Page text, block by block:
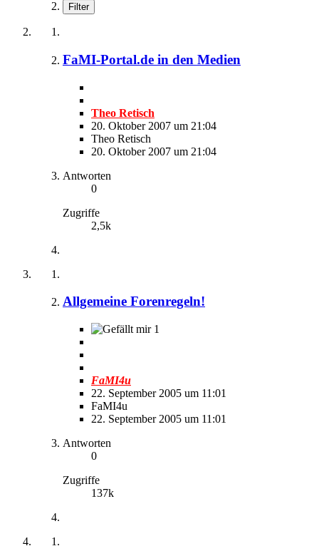
Filter
FaMI-Portal.de in den Medien
Theo Retisch
20. Oktober 2007 um 21:04
Theo Retisch
20. Oktober 2007 um 21:04
Antworten
0
Zugriffe
2,5k
Allgemeine Forenregeln!
1
FaMI4u
22. September 2005 um 11:01
FaMI4u
22. September 2005 um 11:01
Antworten
0
Zugriffe
137k